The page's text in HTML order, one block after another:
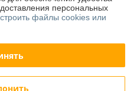
персональных
файлы cookies или